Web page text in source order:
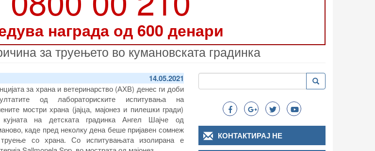
награда од 600 денари
за труењето во кумановската градинка
14.05.2021
за храна и ветеринарство (АХВ) денес ги доби
од лабораториските испитувања на
мостри храна (јајца, мајонез и пилешки гради)
на детската градинка Ангел Шајче од
каде пред неколку дена беше пријавен сомнеж
со храна. Со испитувањата изолирана е
Search
Пребарување Пребарување
КОНТАКТИРАЈ НЕ